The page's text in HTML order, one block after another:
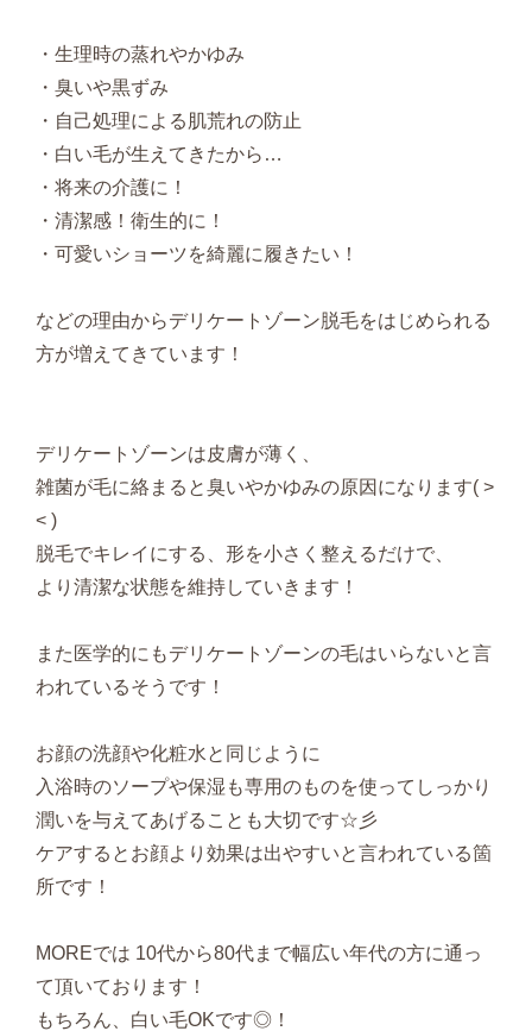
・生理時の蒸れやかゆみ
・臭いや黒ずみ
・自己処理による肌荒れの防止
・白い毛が生えてきたから…
・将来の介護に！
・清潔感！衛生的に！
・可愛いショーツを綺麗に履きたい！
などの理由からデリケートゾーン脱毛をはじめられる
方が増えてきています！
デリケートゾーンは皮膚が薄く、
雑菌が毛に絡まると臭いやかゆみの原因になります( >
< )
脱毛でキレイにする、形を小さく整えるだけで、
より清潔な状態を維持していきます！
また医学的にもデリケートゾーンの毛はいらないと言
われているそうです！
お顔の洗顔や化粧水と同じように
入浴時のソープや保湿も専用のものを使ってしっかり
潤いを与えてあげることも大切です☆彡
ケアするとお顔より効果は出やすいと言われている箇
所です！
MOREでは 10代から80代まで幅広い年代の方に通っ
て頂いております！
もちろん、白い毛OKです◎！